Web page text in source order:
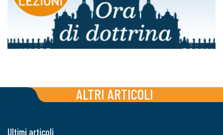
ALTRI ARTICOLI
Ultimi articoli